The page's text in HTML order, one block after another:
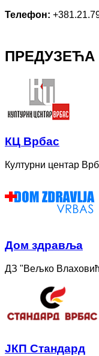
Телефон:
ПРЕДУЗЕЋА
КЦ Врбас
Културни центар
Дом здравља
ДЗ "Вељко
ЈКП Стандард